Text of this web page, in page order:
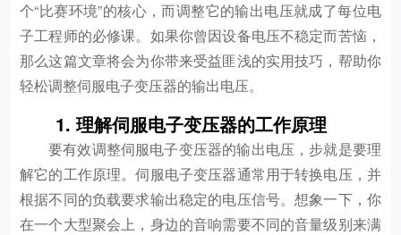
个“比赛环境”的核心，而调整它的输出电压就成了每位电
子工程师的必修课。如果你曾因设备电压不稳定而苦恼，
那么这篇文章将会为你带来受益匪浅的实用技巧，帮助你
轻松调整伺服电子变压器的输出电压。
1. 理解伺服电子变压器的工作原理
要有效调整伺服电子变压器的输出电压，步就是要理
解它的工作原理。伺服电子变压器通常用于转换电压，并
根据不同的负载要求输出稳定的电压信号。想象一下，你
在一个大型聚会上，身边的音响需要不同的音量级别来满